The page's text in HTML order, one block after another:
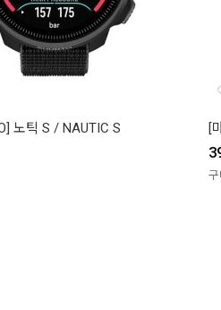
노틱 S / NAUTIC S [
구